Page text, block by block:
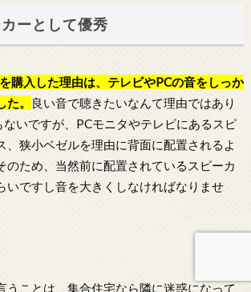
ーとして優秀
購入した理由は、テレビやPCの音をしっか
。
良い音で聴きたいなんて理由ではあり
いですが、PCモニタやテレビにあるスピ
、狭小ベゼルを理由に背面に配置されるよ
のため、当然前に配置されているスピーカ
いですし音を大きくしなければなりませ
うことは、集合住宅なら隣に迷惑になって